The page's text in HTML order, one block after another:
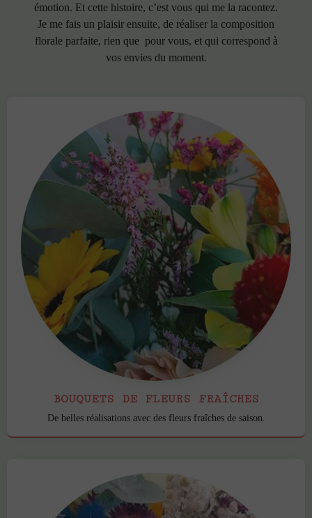
émotion. Et cette histoire, c’est vous qui me la racontez.
Je me fais un plaisir ensuite, de réaliser la composition
florale parfaite, rien que pour vous, et qui correspond à
vos envies du moment.
BOUQUETS DE FLEURS FRAÎCHES
De belles réalisations avec des fleurs fraîches de saison.